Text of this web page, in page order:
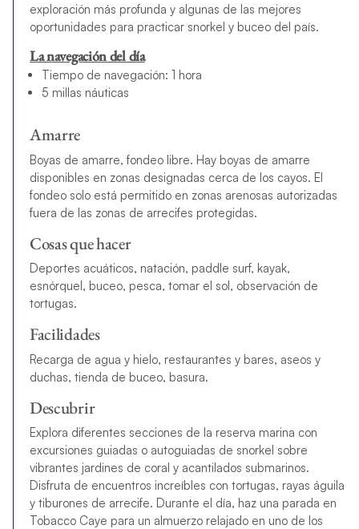
exploración más profunda y algunas de las mejores
oportunidades para practicar snorkel y buceo del país.
La navegación del día
Tiempo de navegación: 1 hora
5 millas náuticas
Amarre
Boyas de amarre, fondeo libre. Hay boyas de amarre
disponibles en zonas designadas cerca de los cayos. El
fondeo solo está permitido en zonas arenosas autorizadas
fuera de las zonas de arrecifes protegidas.
Cosas que hacer
Deportes acuáticos, natación, paddle surf, kayak,
esnórquel, buceo, pesca, tomar el sol, observación de
tortugas.
Facilidades
Recarga de agua y hielo, restaurantes y bares, aseos y
duchas, tienda de buceo, basura.
Descubrir
Explora diferentes secciones de la reserva marina con
excursiones guiadas o autoguiadas de snorkel sobre
vibrantes jardines de coral y acantilados submarinos.
Disfruta de encuentros increíbles con tortugas, rayas águila
y tiburones de arrecife. Durante el día, haz una parada en
Tobacco Caye para un almuerzo relajado en uno de los